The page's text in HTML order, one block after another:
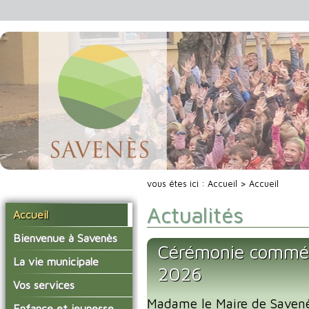
Accueil
Bienvenue à Savenès
Situer Savenès
Savenès en chiffre
L'histoire du village
La vie municipale
Vos élus
Les compte-rendus du
Vos services
La mairie
vous êtes ici : Accueil > Accueil
Actualités
Cérémonie
2026
Madame le Maire de